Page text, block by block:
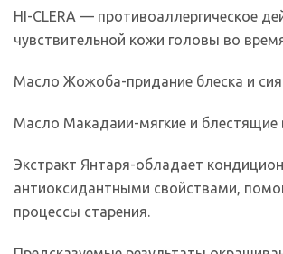
HI-CLERA — противоаллергическое
чувствительной кожи головы во
Масло Жожоба-придание блеска и
Масло Макадаии-мягкие и блестящие
Экстракт Янтаря-обладает
антиоксидантными свойствами,
процессы старения.